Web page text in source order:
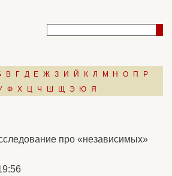
В Г Д Е Ж З И Й К Л М Н О П
Р
Ф Х Ц Ч Ш Щ Э Ю Я
про «независимых»